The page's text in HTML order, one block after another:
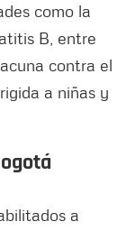
como la
B, entre
contra el
a niñas y
a